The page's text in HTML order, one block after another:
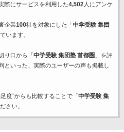
際にサービスを利用した4,502人にアンケ
企業100社を対象にした「 中学受験 集団
います。
り口から「 中学受験 集団塾 首都圏 」を評
といった、実際のユーザーの声も掲載し
度”からも比較することで「 中学受験 集
さい。